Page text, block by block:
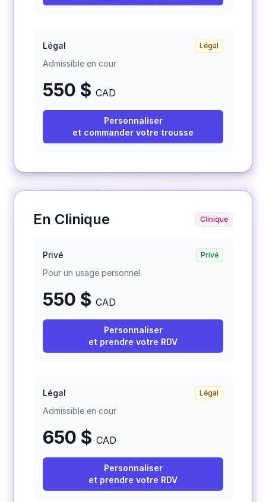
Légal Légal
Admissible en cour
550 $ CAD
Personnaliser
et commander votre trousse
En Clinique Clinique
Privé Privé
Pour un usage personnel
550 $ CAD
Personnaliser
et prendre votre RDV
Légal Légal
Admissible en cour
650 $ CAD
Personnaliser
et prendre votre RDV